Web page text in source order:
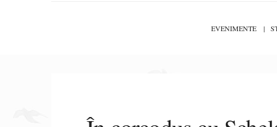
EVENIMENTE